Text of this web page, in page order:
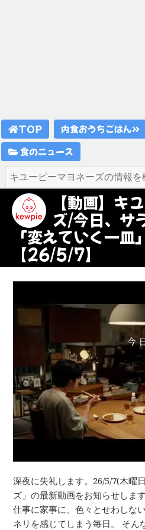
TOP 内食おうちごはん
食のニュース
【動画】キ
ズ/今日、サ
「変えていく一皿
【26/5/7】
深夜に失礼します。26/5/7(木曜
ズ」の最新動画をお知らせします
仕事に家事に、色々とせわしな
ネリを感じてしまう毎日。 そん